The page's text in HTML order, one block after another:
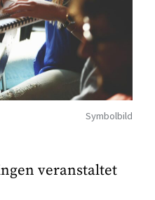
Symbolbild
veranstaltet